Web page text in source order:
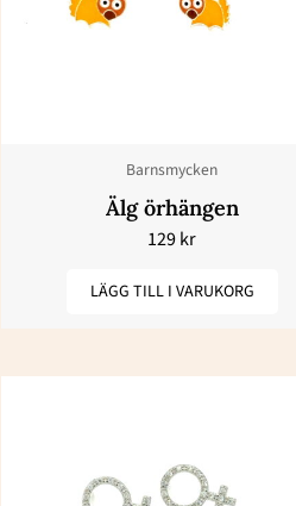
Barnsmycken
Älg örhängen
129kr
LÄGG TILL I VARUKORG